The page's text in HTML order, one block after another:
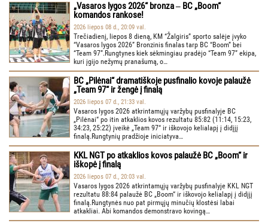
„Vasaros lygos 2026“ bronza ‒ BC „Boom“
komandos rankose!
2026 liepos 08 d., 20:09 val.
Trečiadienį, liepos 8 dieną, KM “Žalgiris” sporto salėje įvyko
“Vasaros lygos 2026” Bronzinis finalas tarp BC “Boom” bei
“Team 97”.Rungtynes kiek sėkmingiau pradėjo “Team 97” ekipa,
kuri įgijo nežymų pranašumą, o…
BC „Pilėnai“ dramatiškoje pusfinalio kovoje palaužė
„Team 97“ ir žengė į finalą
2026 liepos 07 d., 21:33 val.
Vasaros lygos 2026 atkrintamųjų varžybų pusfinalyje BC
„Pilėnai“ po itin atkaklios kovos rezultatu 85:82 (11:14, 15:23,
34:23, 25:22) įveikė „Team 97“ ir iškovojo kelialapį į didįjį
finalą.Rungtynių pradžioje iniciatyva…
KKL NGT po atkaklios kovos palaužė BC „Boom“ ir
iškopė į finalą
2026 liepos 07 d., 20:03 val.
Vasaros lygos 2026 atkrintamųjų varžybų pusfinalyje KKL NGT
rezultatu 88:84 palaužė BC „Boom“ ir iškovojo kelialapį į didįjį
finalą.Rungtynės nuo pat pirmųjų minučių klostėsi labai
atkakliai. Abi komandos demonstravo kovingą…